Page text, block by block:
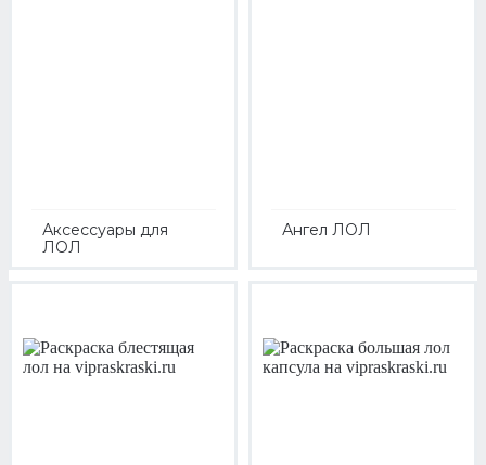
Аксессуары для
ЛОЛ
Ангел ЛОЛ